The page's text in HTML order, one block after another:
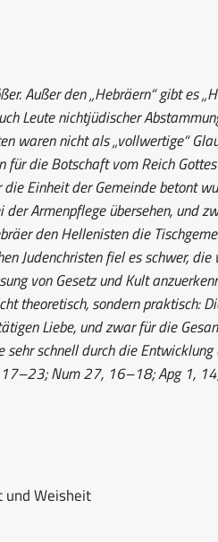
Außer den „Hebräern“ gibt es
Leute nichtjüdischer
waren nicht als „vollwertige“
die Botschaft vom Reich
Einheit der Gemeinde betont
Armenpflege übersehen, und
den Hellenisten die
Judenchristen fiel es schwer,
von Gesetz und Kult
theoretisch, sondern praktisch:
Liebe, und zwar für die
schnell durch die
17–23; Num 27, 16–18; Apg 1,
und Weisheit